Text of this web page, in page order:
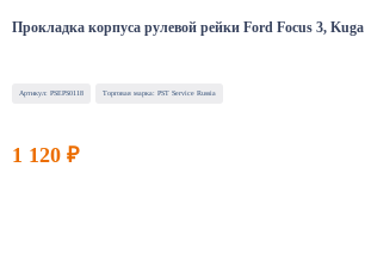
Прокладка корпуса рулевой рейки Ford Focus 3, Kuga
Артикул: PSEPS0118 Торговая марка: PST Service Russia
1 120 ₽